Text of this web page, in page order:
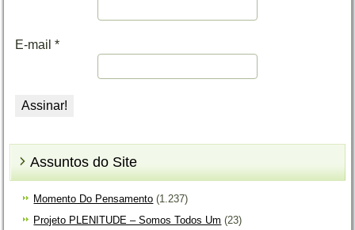
E-mail*
Assuntos do Site
Momento Do Pensamento (1.237)
Projeto PLENITUDE – Somos Todos Um (23)